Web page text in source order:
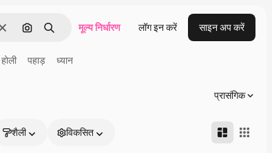
साफ़ इमेज से खोजें
खोजें मूल्य निर्धारण लॉग इन करें साइन अप करें
होली पहाड़ ध्यान
प्रासंगिक
शैली विकसित